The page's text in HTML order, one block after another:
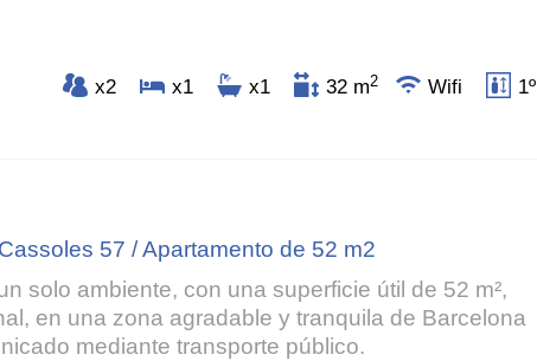
x2 x1 x1 32 m2 Wifi 1º
57 / Apartamento de 52 m2
solo ambiente, con una superficie útil de 52 m²,
en una zona agradable y tranquila de Barcelona
mediante transporte público.